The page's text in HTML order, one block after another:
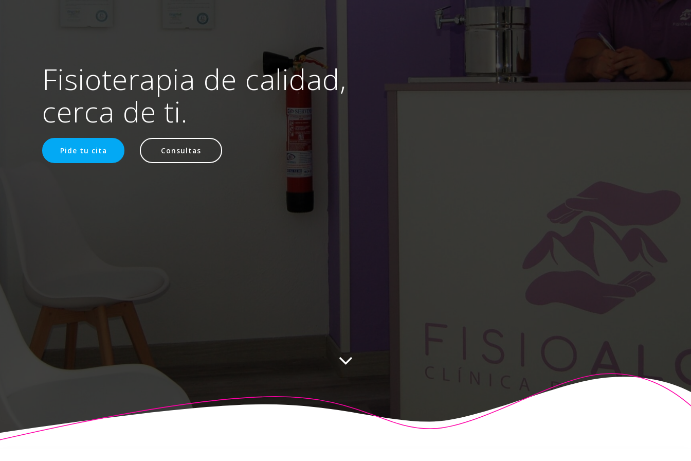
Fisioterapia de calidad,
cerca de ti.
Pide tu cita Consultas
© 2026 Fisioalcón. Construido utilizando WordPress y elHighlight Theme